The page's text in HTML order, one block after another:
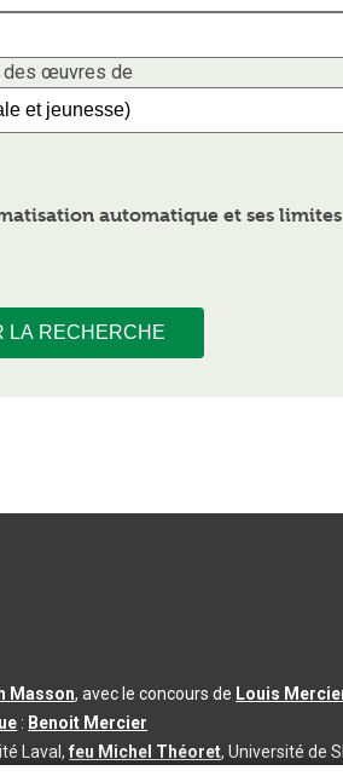
des œuvres de
automatique et ses limites
LA RECHERCHE
Masson, avec le concours de Louis
: Benoit Mercier
Laval,feu Michel Théoret, Université de